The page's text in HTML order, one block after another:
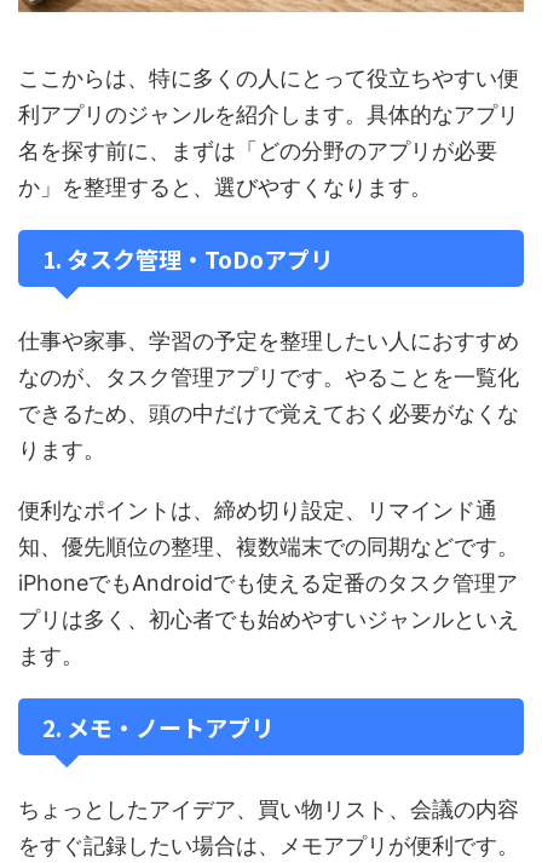
ここからは、特に多くの人にとって役立ちやすい便
利アプリのジャンルを紹介します。具体的なアプリ
名を探す前に、まずは「どの分野のアプリが必要
か」を整理すると、選びやすくなります。
1. タスク管理・ToDoアプリ
仕事や家事、学習の予定を整理したい人におすすめ
なのが、タスク管理アプリです。やることを一覧化
できるため、頭の中だけで覚えておく必要がなくな
ります。
便利なポイントは、締め切り設定、リマインド通
知、優先順位の整理、複数端末での同期などです。
iPhoneでもAndroidでも使える定番のタスク管理ア
プリは多く、初心者でも始めやすいジャンルといえ
ます。
2. メモ・ノートアプリ
ちょっとしたアイデア、買い物リスト、会議の内容
をすぐ記録したい場合は、メモアプリが便利です。